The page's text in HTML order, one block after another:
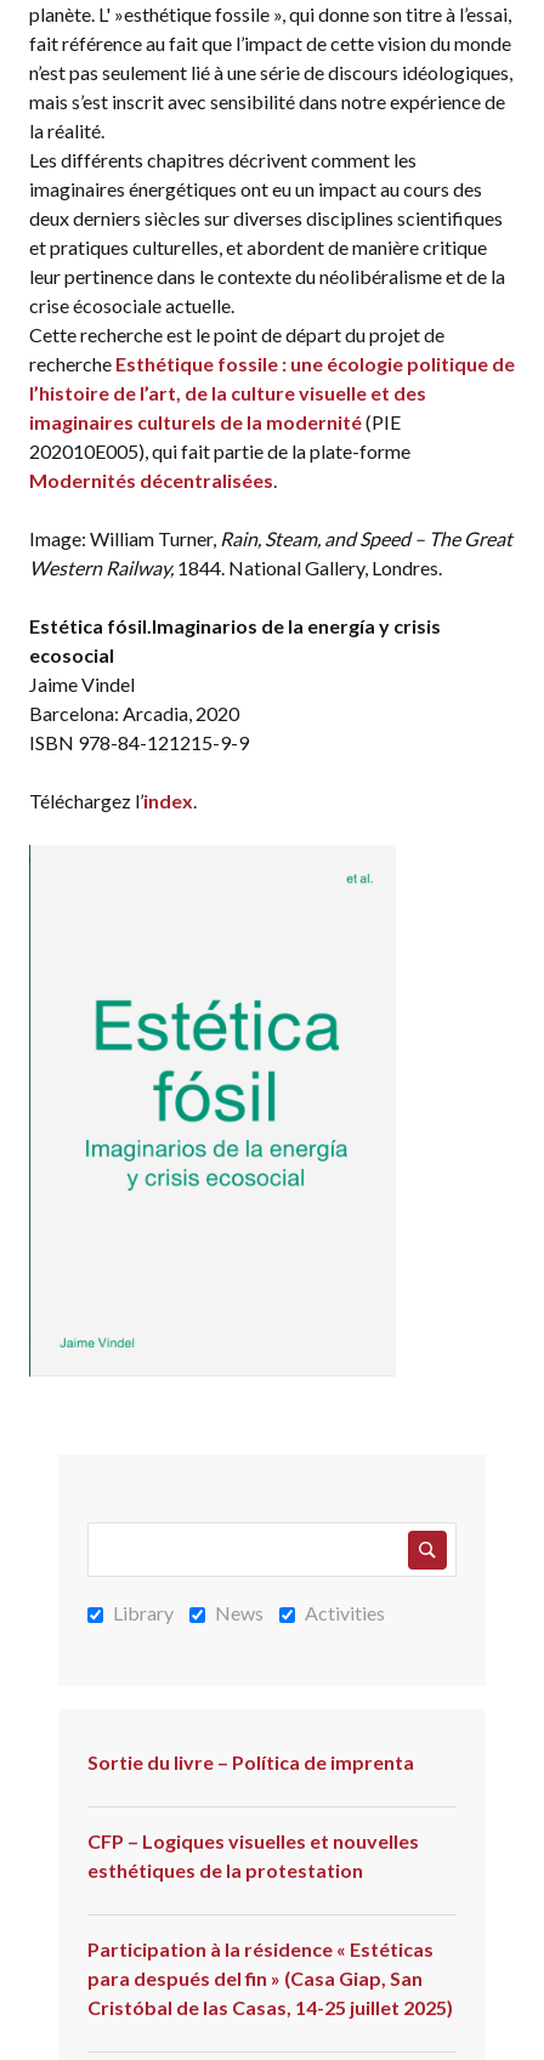
planète. L' »esthétique fossile », qui donne son titre à l’essai,
fait référence au fait que l’impact de cette vision du monde
n’est pas seulement lié à une série de discours idéologiques,
mais s’est inscrit avec sensibilité dans notre expérience de
la réalité.
Les différents chapitres décrivent comment les
imaginaires énergétiques ont eu un impact au cours des
deux derniers siècles sur diverses disciplines scientifiques
et pratiques culturelles, et abordent de manière critique
leur pertinence dans le contexte du néolibéralisme et de la
crise écosociale actuelle.
Cette recherche est le point de départ du projet de
recherche Esthétique fossile : une écologie politique de
l’histoire de l’art, de la culture visuelle et des
imaginaires culturels de la modernité(PIE
202010E005), qui fait partie de la plate-forme
Modernités décentralisées.
Image: William Turner, Rain, Steam, and Speed – The Great
Western Railway, 1844. National Gallery, Londres.
Estética fósil.Imaginarios de la energía y crisis
ecosocial
Jaime Vindel
Barcelona: Arcadia, 2020
ISBN 978-84-121215-9-9
Téléchargez l’index.
Library News Activities
Sortie du livre – Política de imprenta
CFP – Logiques visuelles et nouvelles
esthétiques de la protestation
Participation à la résidence « Estéticas
para después del fin » (Casa Giap, San
Cristóbal de las Casas, 14-25 juillet 2025)